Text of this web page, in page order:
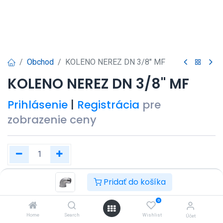
Pridať do košíka
Home Search
0
Wishlist Účet
Obchod KOLENO NEREZ DN 3/8" MF
KOLENO NEREZ DN 3/8" MF
Prihlásenie | Registrácia pre
zobrazenie ceny
Pridať do košíka Kúpiť teraz
Pridať do zoznamu želaní